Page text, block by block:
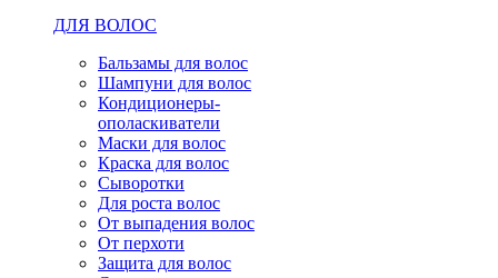
ДЛЯ ВОЛОС
Бальзамы для волос
Шампуни для волос
Кондиционеры-
ополаскиватели
Маски для волос
Краска для волос
Сыворотки
Для роста волос
От выпадения волос
От перхоти
Защита для волос